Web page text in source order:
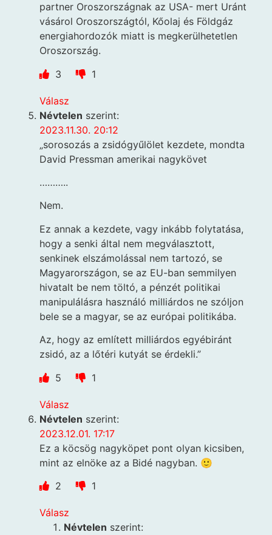
partner Oroszországnak az USA- mert Uránt
vásárol Oroszországtól, Kőolaj és Földgáz
energiahordozók miatt is megkerülhetetlen
Oroszország.
3
1
Válasz
Névtelen szerint:
2023.11.30. 20:12
„sorosozás a zsidógyűlölet kezdete, mondta
David Pressman amerikai nagykövet
………..
Nem.
Ez annak a kezdete, vagy inkább folytatása,
hogy a senki által nem megválasztott,
senkinek elszámolással nem tartozó, se
Magyarországon, se az EU-ban semmilyen
hivatalt be nem töltó, a pénzét politikai
manipulálásra használó milliárdos ne szóljon
bele se a magyar, se az európai politikába.
Az, hogy az említett milliárdos egyébiránt
zsidó, az a lőtéri kutyát se érdekli.”
5
1
Válasz
Névtelen szerint:
2023.12.01. 17:17
Ez a köcsög nagyköpet pont olyan kicsiben,
mint az elnöke az a Bidé nagyban. 🙂
2
1
Válasz
Névtelen szerint: